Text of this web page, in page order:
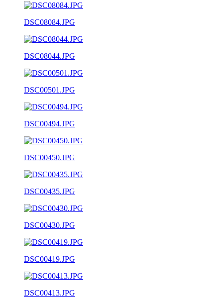
DSC08084.JPG
DSC08044.JPG
DSC00501.JPG
DSC00494.JPG
DSC00450.JPG
DSC00435.JPG
DSC00430.JPG
DSC00419.JPG
DSC00413.JPG